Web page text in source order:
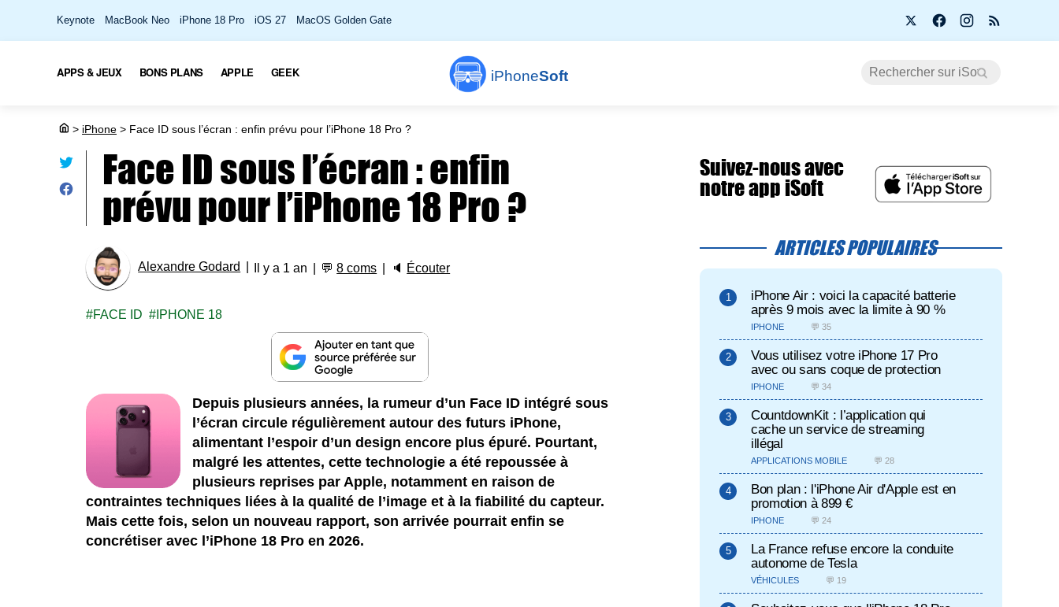
Keynote MacBook Neo iPhone 18 Pro iOS 27 MacOS Golden Gate
iPhoneSoft
APPS & JEUX BONS PLANS APPLE GEEK
> iPhone > Face ID sous l’écran : enfin prévu pour l’iPhone 18 Pro ?
Face ID sous l’écran : enfin
prévu pour l’iPhone 18 Pro ?
Alexandre Godard Il y a 1 an 💬8 coms 🔈 Écouter
FACE ID IPHONE 18
Depuis plusieurs années, la rumeur d’un Face ID intégré sous
l’écran circule régulièrement autour des futurs iPhone,
alimentant l’espoir d’un design encore plus épuré. Pourtant,
malgré les attentes, cette technologie a été repoussée à
plusieurs reprises par Apple, notamment en raison de
contraintes techniques liées à la qualité de l’image et à la fiabilité du capteur.
Mais cette fois, selon un nouveau rapport, son arrivée pourrait enfin se
concrétiser avec l’iPhone 18 Pro en 2026.
Suivez-nous avec
notre app iSoft
ARTICLES POPULAIRES
iPhone Air : voici la capacité batterie
après 9 mois avec la limite à 90 %
IPHONE 💬 35
Vous utilisez votre iPhone 17 Pro
avec ou sans coque de protection
IPHONE 💬 34
CountdownKit : l’application qui
cache un service de streaming
illégal
APPLICATIONS MOBILE 💬 28
Bon plan : l'iPhone Air d'Apple est en
promotion à 899 €
IPHONE 💬 24
La France refuse encore la conduite
autonome de Tesla
VÉHICULES 💬 19